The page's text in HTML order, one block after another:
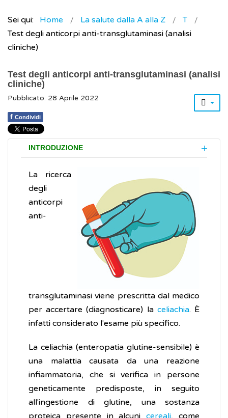
Sei qui: Home La salute dalla A alla Z
T
Test degli anticorpi anti-transglutaminasi (analisi
cliniche)
Test degli anticorpi anti-transglutaminasi (analisi
cliniche)
Pubblicato: 28 Aprile 2022
f Condividi
INTRODUZIONE
La ricerca
degli
anticorpi
anti-
transglutaminasi viene prescritta dal medico
per accertare (diagnosticare) la celiachia. È
infatti considerato l'esame più specifico.
La celiachia (enteropatia glutine-sensibile) è
una malattia causata da una reazione
infiammatoria, che si verifica in persone
geneticamente predisposte, in seguito
all'ingestione di glutine, una sostanza